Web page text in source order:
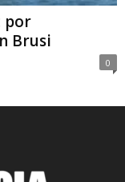
por
Brusi
0